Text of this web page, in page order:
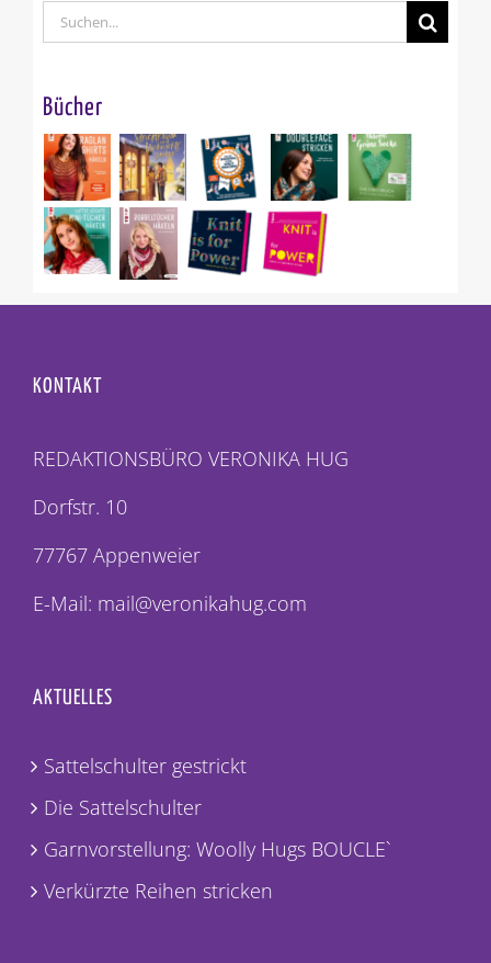
Suche
nach:
Bücher
KONTAKT
REDAKTIONSBÜRO VERONIKA HUG
Dorfstr. 10
77767 Appenweier
E-Mail: mail@veronikahug.com
AKTUELLES
Sattelschulter gestrickt
Die Sattelschulter
Garnvorstellung: Woolly Hugs BOUCLE`
Verkürzte Reihen stricken